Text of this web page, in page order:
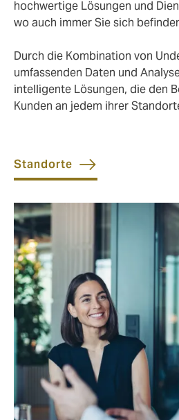
hochwertige Lösungen und
wo auch immer Sie sich
Durch die Kombination von
umfassenden Daten und
intelligente Lösungen, die den
Kunden an jedem ihrer
Standorte